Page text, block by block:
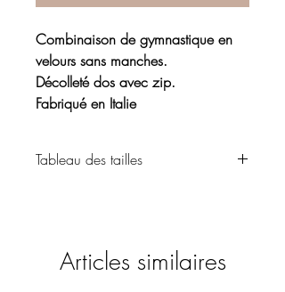
Combinaison de gymnastique en
velours sans manches.
Décolleté dos avec zip.
Fabriqué en Italie
Tableau des tailles
Articles similaires